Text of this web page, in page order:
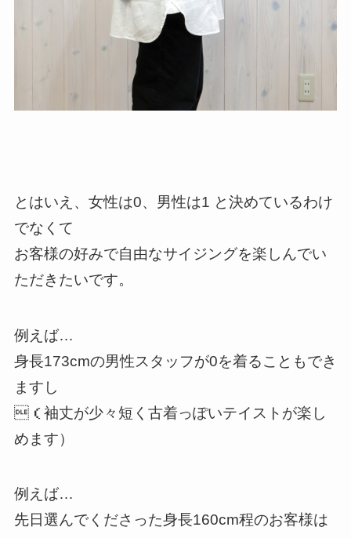
とはいえ、女性は0、男性は1 と決めているわけ
でなくて
お客様の好みで自由なサイジングを楽しんでい
ただきたいです。
例えば…
身長173cmの男性スタッフが0を着ることもでき
ますし
（袖丈が少々短く古着っぽいテイストが楽し
めます）
例えば…
先日選んでくださった身長160cm程のお客様は